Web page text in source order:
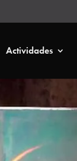
Actividades